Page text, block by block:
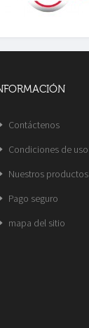
Contáctenos
Condiciones de uso
Nuestros productos
Pago seguro
mapa del sitio